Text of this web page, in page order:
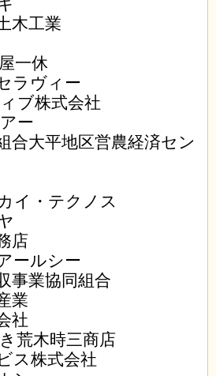
木工業
一休
ラヴィー
ブ株式会社
ー
合大平地区営農経済セン
イ・テクノス
店
ールシー
事業協同組合
業
社
荒木時三商店
ス株式会社